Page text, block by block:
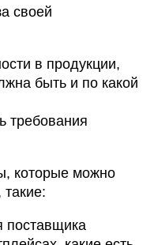
своей
в продукции,
быть и по какой
требования
которые можно
поставщика